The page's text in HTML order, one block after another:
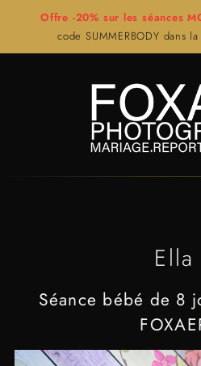
Offre -20% sur les séances
code SUMMERBODY dans
Ella
Séance bébé de 8